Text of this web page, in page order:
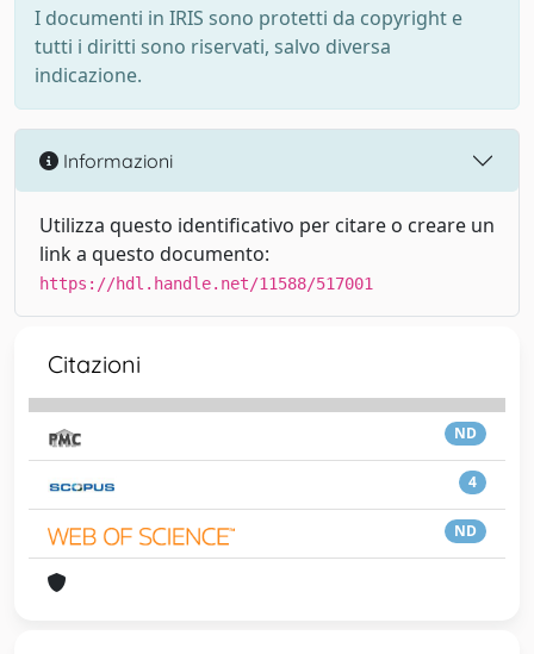
I documenti in IRIS sono protetti da copyright e
tutti i diritti sono riservati, salvo diversa
indicazione.
Informazioni
Utilizza questo identificativo per citare o creare un
link a questo documento:
https://hdl.handle.net/11588/517001
Citazioni
ND
4
ND